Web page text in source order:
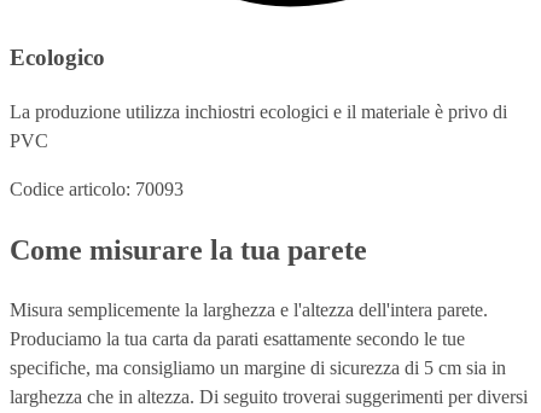
Ecologico
La produzione utilizza inchiostri ecologici e il materiale è privo di
PVC
Codice articolo: 70093
Come misurare la tua parete
Misura semplicemente la larghezza e l'altezza dell'intera parete.
Produciamo la tua carta da parati esattamente secondo le tue
specifiche, ma consigliamo un margine di sicurezza di 5 cm sia in
larghezza che in altezza. Di seguito troverai suggerimenti per diversi